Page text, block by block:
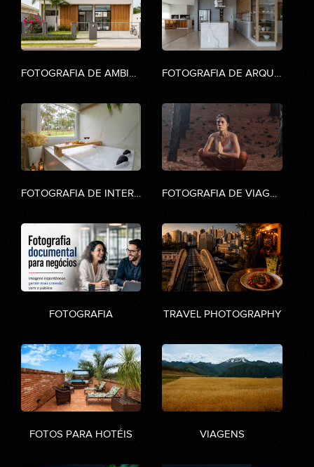
FOTOGRAFIA DE AMBIENTES FOTOGRAFIA DE ARQUITETURA
FOTOGRAFIA DE INTERIORES FOTOGRAFIA DE VIAGENS
FOTOGRAFIA TRAVEL PHOTOGRAPHY
FOTOS PARA HOTÉIS VIAGENS